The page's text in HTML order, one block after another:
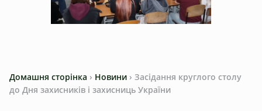
Домашня сторінка › Новини › Засідання круглого столу
до Дня захисників і захисниць України